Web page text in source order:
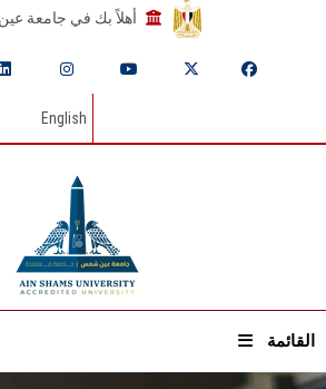
أهلاً بك في جامعة
English
القائمة